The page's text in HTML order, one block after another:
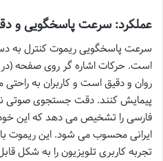
عملکرد: سرعت پاسخگویی و
سرعت پاسخگویی ریموت کنترل به
است. حرکات اشاره گر روی صفحه
روان و دقیق است و کاربران به
پیمایش کنند. دقت جستجوی صوتی
فارسی را تشخیص می دهد که این
ایرانی محسوب می شود. این ریموت
تجربه کاربری تلویزیون را به شکل